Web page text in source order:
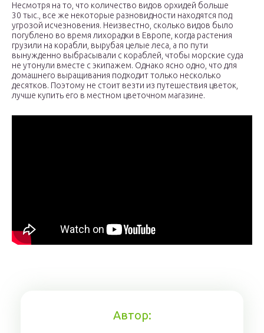
Несмотря на то, что количество видов орхидей больше
30 тыс., все же некоторые разновидности находятся под
угрозой исчезновения. Неизвестно, сколько видов было
погублено во время лихорадки в Европе, когда растения
грузили на корабли, вырубая целые леса, а по пути
вынужденно выбрасывали с кораблей, чтобы морские суда
не утонули вместе с экипажем. Однако ясно одно, что для
домашнего выращивания подходит только несколько
десятков. Поэтому не стоит везти из путешествия цветок,
лучше купить его в местном цветочном магазине.
Автор: